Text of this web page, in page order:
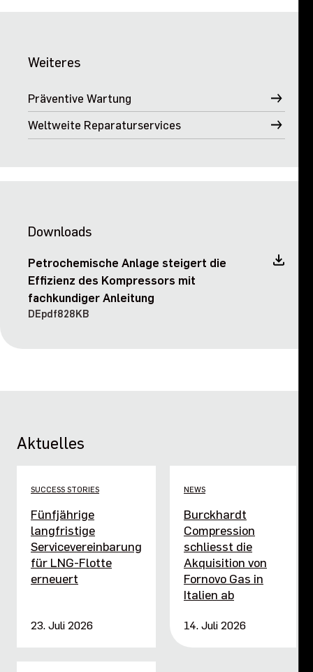
Weiteres
Präventive Wartung
Weltweite Reparaturservices
Downloads
Petrochemische Anlage steigert die
Effizienz des Kompressors mit
fachkundiger Anleitung
DEpdf828KB
Aktuelles
SUCCESS STORIES
Fünfjährige
langfristige
Servicevereinbarung
für LNG-Flotte
erneuert
23. Juli 2026
NEWS
Burckhardt
Compression
schliesst die
Akquisition von
Fornovo Gas in
Italien ab
14. Juli 2026